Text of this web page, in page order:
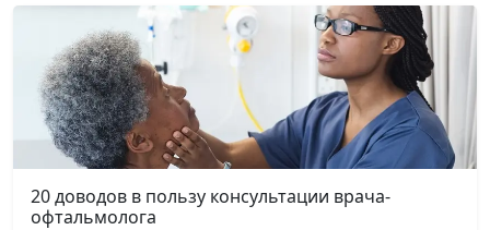
20 доводов в пользу консультации врача-
офтальмолога